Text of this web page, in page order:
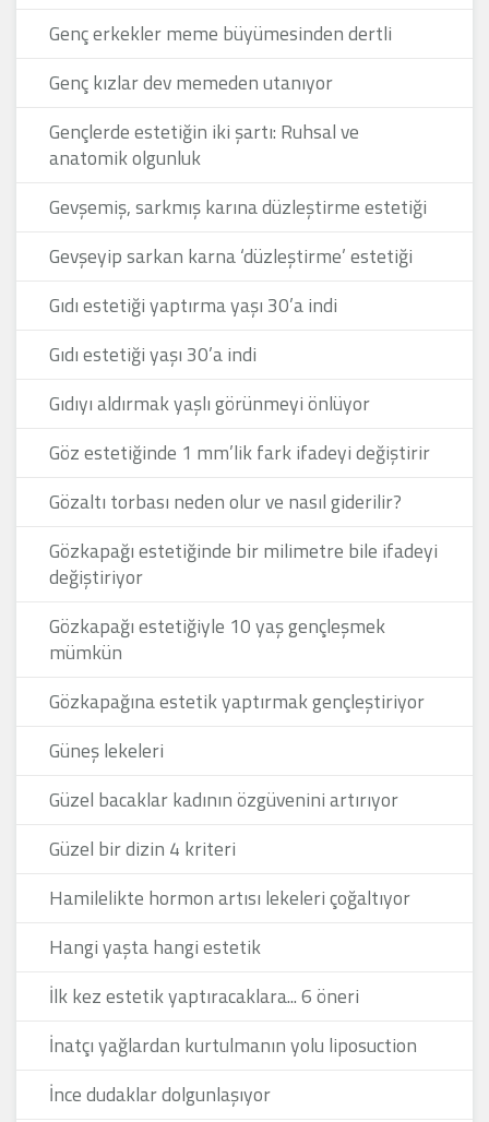
Genç erkekler meme büyümesinden dertli
Genç kızlar dev memeden utanıyor
Gençlerde estetiğin iki şartı: Ruhsal ve
anatomik olgunluk
Gevşemiş, sarkmış karına düzleştirme estetiği
Gevşeyip sarkan karna ‘düzleştirme’ estetiği
Gıdı estetiği yaptırma yaşı 30’a indi
Gıdı estetiği yaşı 30’a indi
Gıdıyı aldırmak yaşlı görünmeyi önlüyor
Göz estetiğinde 1 mm’lik fark ifadeyi değiştirir
Gözaltı torbası neden olur ve nasıl giderilir?
Gözkapağı estetiğinde bir milimetre bile ifadeyi
değiştiriyor
Gözkapağı estetiğiyle 10 yaş gençleşmek
mümkün
Gözkapağına estetik yaptırmak gençleştiriyor
Güneş lekeleri
Güzel bacaklar kadının özgüvenini artırıyor
Güzel bir dizin 4 kriteri
Hamilelikte hormon artısı lekeleri çoğaltıyor
Hangi yaşta hangi estetik
İlk kez estetik yaptıracaklara... 6 öneri
İnatçı yağlardan kurtulmanın yolu liposuction
İnce dudaklar dolgunlaşıyor